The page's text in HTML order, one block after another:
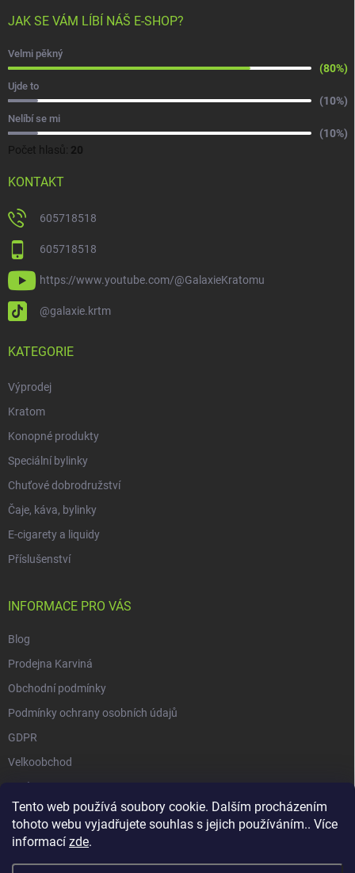
Tento web používá soubory cookie. Dalším procházením
tohoto webu vyjadřujete souhlas s jejich používáním.. Více
informací zde.
JAK SE VÁM LÍBÍ NÁŠ E-SHOP?
Velmi pěkný
(80%)
Ujde to
(10%)
Nelíbí se mi
(10%)
Počet hlasů: 20
KONTAKT
605718518
605718518
https://www.youtube.com/@GalaxieKratomu
@galaxie.krtm
KATEGORIE
Výprodej
Kratom
Konopné produkty
Speciální bylinky
Chuťové dobrodružství
Čaje, káva, bylinky
E-cigarety a liquidy
Příslušenství
INFORMACE PRO VÁS
Blog
Prodejna Karviná
Obchodní podmínky
Podmínky ochrany osobních údajů
GDPR
Velkoobchod
O nás
Vrácení zásilky přes Zásilkovnu